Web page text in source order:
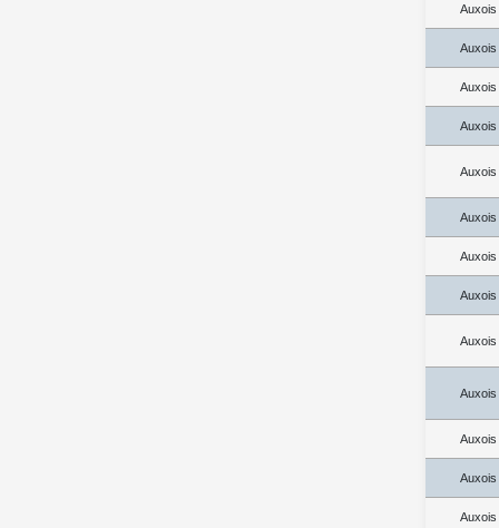
Auxois
Auxois
Auxois
Auxois
Auxois
Auxois
Auxois
Auxois
Auxois
Auxois
Auxois
Auxois
Auxois